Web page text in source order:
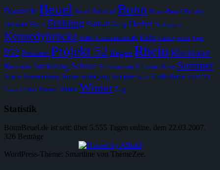
Baustelle Beuel Beuel Bahnhof Bonn Bonn-Beuel Brücke
Eisenbahn Fotos Frühling Fußball Gimp Herbst Hochwasser
Kennedybrücke Kino Kreuzherrenstraße Kälte Laufen nachts Oper
P52 Postturm Projekt 52 Regen Rhein Rheinaue
Rheinufer Sanierung Schnee Schwimmen Schwimmkran Sommer
Sonne Sonnenaufgang Sonnenuntergang Spielplatz Sport Straßenbahn SWB UN-
Tower Urlaub Wasser Wetter Winter Zug
Statistik
BonnBeuel.de ist seit: über 5.555 Tagen online, dem 22.03.2007.
326 Beiträge
WordPress-Theme: Smartline von ThemeZee.